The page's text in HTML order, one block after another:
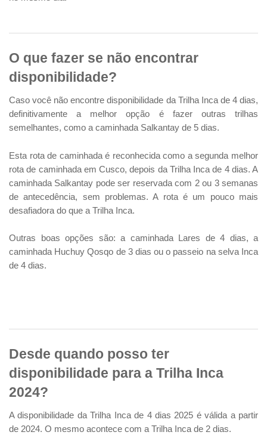
O que fazer se não encontrar
disponibilidade?
Caso você não encontre disponibilidade da Trilha Inca de 4 dias,
definitivamente a melhor opção é fazer outras trilhas
semelhantes, como a caminhada Salkantay de 5 dias.
Esta rota de caminhada é reconhecida como a segunda melhor
rota de caminhada em Cusco, depois da Trilha Inca de 4 dias. A
caminhada Salkantay pode ser reservada com 2 ou 3 semanas
de antecedência, sem problemas. A rota é um pouco mais
desafiadora do que a Trilha Inca.
Outras boas opções são: a caminhada Lares de 4 dias, a
caminhada Huchuy Qosqo de 3 dias ou o passeio na selva Inca
de 4 dias.
Desde quando posso ter
disponibilidade para a Trilha Inca
2024?
A disponibilidade da Trilha Inca de 4 dias 2025 é válida a partir
de 2024. O mesmo acontece com a Trilha Inca de 2 dias.